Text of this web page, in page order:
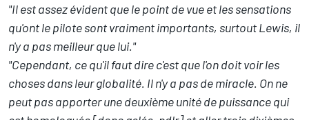
"Il est assez évident que le point de vue et les sensations
qu'ont le pilote sont vraiment importants, surtout Lewis, il
n'y a pas meilleur que lui."
"Cependant, ce qu'il faut dire c'est que l'on doit voir les
choses dans leur globalité. Il n'y a pas de miracle. On ne
peut pas apporter une deuxième unité de puissance qui